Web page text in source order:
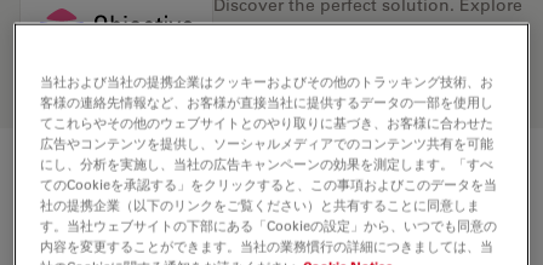
Discover the perfect solution. Explore
ourObjective Finder, compare
your needs.
技術仕様
当社および当社の提携企業はクッキーおよびその他のトラッキング技術、お
客様の連絡先情報など、お客様が直接当社に提供するデータの一部を使用し
てこれらやその他のウェブサイトとのやり取りに基づき、お客様に合わせた
広告やコンテンツを提供し、ソーシャルメディアでのコンテンツ共有を可能
にし、分析を実施し、当社の広告キャンペーンの効果を測定します。「すべ
てのCookieを承認する」をクリックすると、この事項およびこのデータを当
社の提携企業（以下のリンクをご覧ください）と共有することに同意しま
す。当社ウェブサイトの下部にある「Cookieの設定」から、いつでも同意の
内容を変更することができます。当社の業務慣行の詳細につきましては、当